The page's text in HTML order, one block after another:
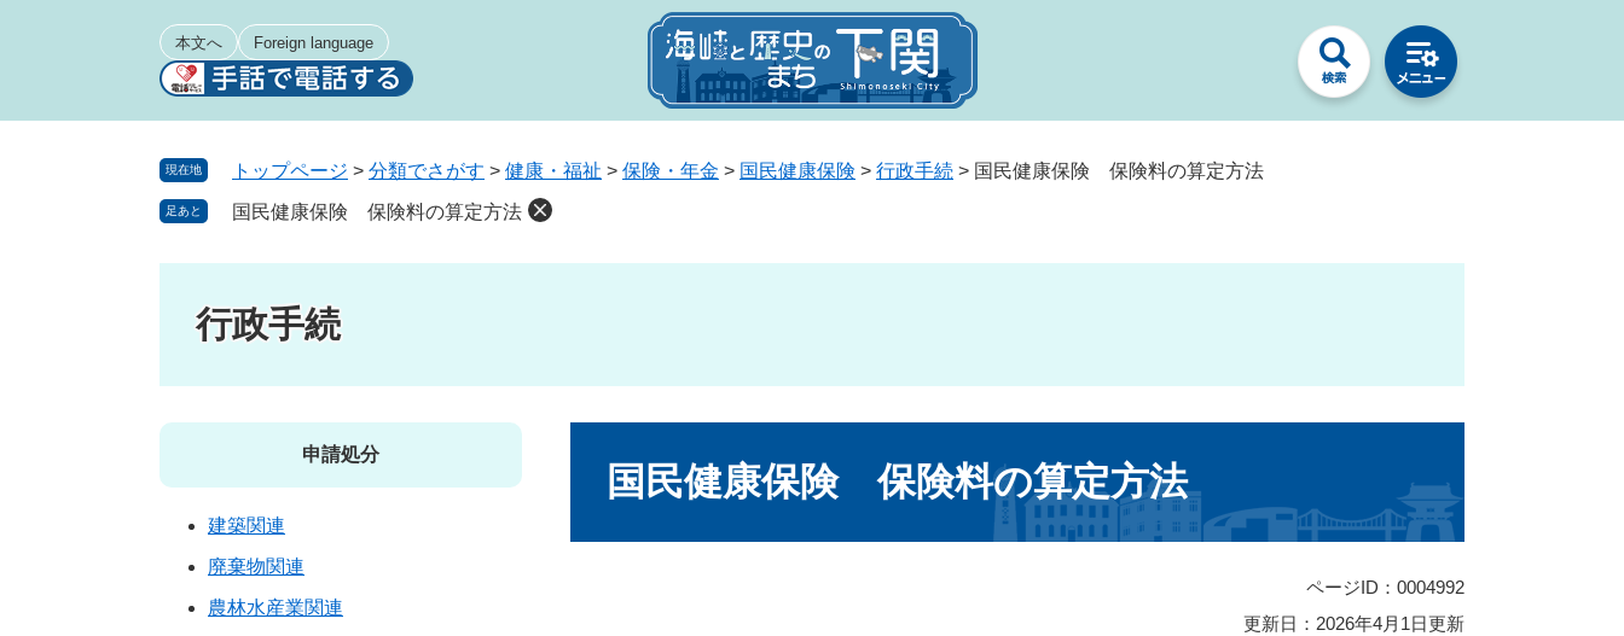
本文へ Foreign language
現在地 トップページ > 分類でさがす > 健康・福祉 > 保険・年金 > 国民健康保険 > 行政手続 > 国民健康保険 保険料の算定方法
足あと 国民健康保険 保険料の算定方法
行政手続
国民健康保険 保険料の算定方法
ページID：0004992
更新日：2026年4月1日更新
申請処分
建築関連
廃棄物関連
農林水産業関連